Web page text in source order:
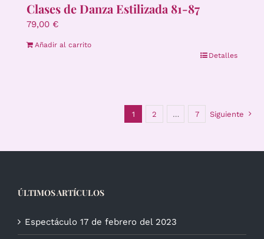
Clases de Danza Estilizada 81-87
79,00 €
Añadir al carrito
Detalles
1 2 … 7 Siguiente
ÚLTIMOS ARTÍCULOS
Espectáculo 17 de febrero del 2023